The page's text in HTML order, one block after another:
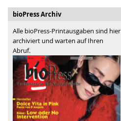
bioPress Archiv
Alle bioPress-Printausgaben sind hier
archiviert und warten auf Ihren
Abruf.